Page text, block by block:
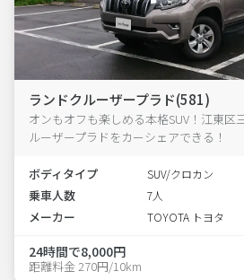
ランドクルーザープラド(581)
オンもオフも楽しめる本格SUV！江東区
ルーザープラドをカーシェアできる！
ボディタイプ SUV/クロカン
乗車人数 7人
メーカー TOYOTA トヨタ
24時間で8,000円
距離料金 270円/10km